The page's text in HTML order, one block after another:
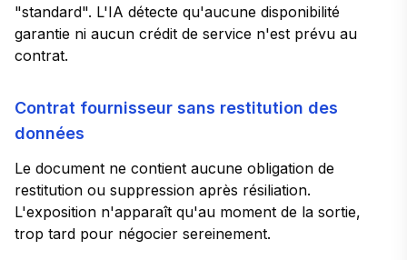
"standard". L'IA détecte qu'aucune disponibilité
garantie ni aucun crédit de service n'est prévu au
contrat.
Contrat fournisseur sans restitution des
données
Le document ne contient aucune obligation de
restitution ou suppression après résiliation.
L'exposition n'apparaît qu'au moment de la sortie,
trop tard pour négocier sereinement.